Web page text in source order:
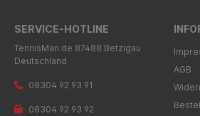
SERVICE-HOTLINE
TennisMan.de 87488 Betzigau
Deutschland
08304 92 93 91
08304 92 93 92
AGB